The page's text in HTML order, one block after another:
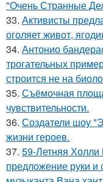
"Очень Странные
33. Активисты
оголяет живот,
34. Антонио
трогательных
строится не на
35. Съёмочная
чувствительности.
36. Создатели шоу
жизни героев.
37. 59-Летняя Холли
предложение руки и